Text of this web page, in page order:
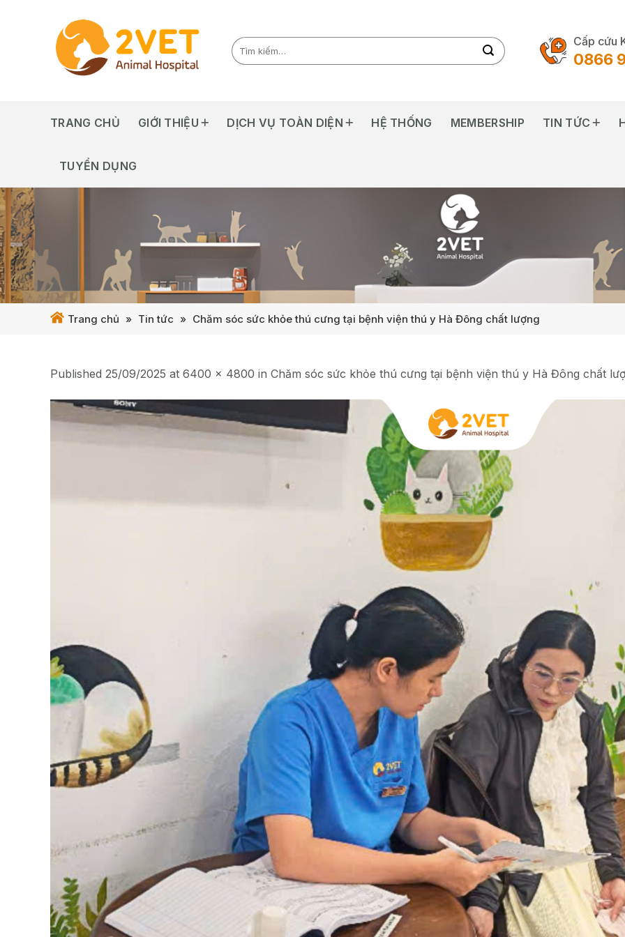
Cấp cứu
0866
TRANG CHỦ GIỚI THIỆU DỊCH VỤ TOÀN DIỆN HỆ THỐNG MEMBERSHIP TIN TỨC
TUYỂN DỤNG
Trang chủ » Tin tức » Chăm sóc sức khỏe thú cưng tại bệnh viện thú y Hà Đông chất lượng
Published 25/09/2025 at 6400 × 4800 in Chăm sóc sức khỏe thú cưng tại bệnh viện thú y Hà Đông chất